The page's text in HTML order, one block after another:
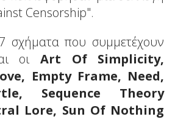
Censorship".
σχήματα που συμμετέχουν
οι Art Of Simplicity,
Empty Frame, Need,
Sequence Theory
Lore, Sun Of Nothing